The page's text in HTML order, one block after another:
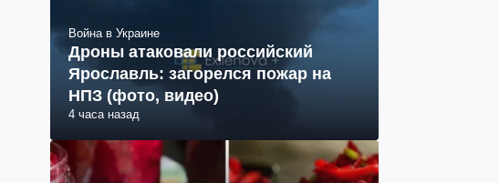
Война в Украине
Дроны атаковали российский
Ярославль: загорелся пожар на
НПЗ (фото, видео)
4 часа назад